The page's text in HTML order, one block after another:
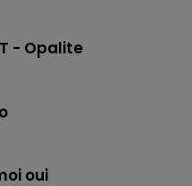
- Opalite
oui